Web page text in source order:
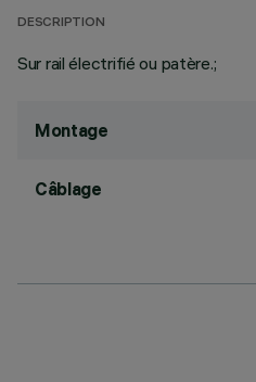
DESCRIPTION
Sur rail électrifié ou patère.;
Montage
Câblage